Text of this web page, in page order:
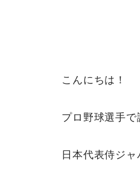
こんにちは！
プロ野球選手
日本代表侍ジ